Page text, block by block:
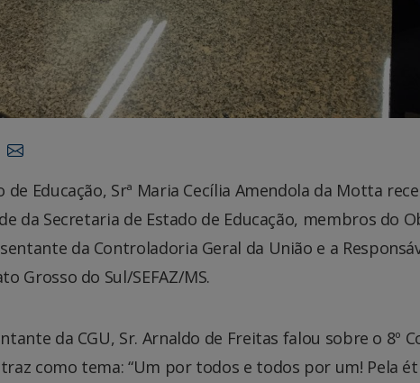
de Educação, Srª Maria Cecília Amendola da Motta
da Secretaria de Estado de Educação, membros do
da Controladoria Geral da União e a
Grosso do Sul/SEFAZ/MS.
da CGU, Sr. Arnaldo de Freitas falou sobre o 8º
traz como tema: “Um por todos e todos por um! Pela